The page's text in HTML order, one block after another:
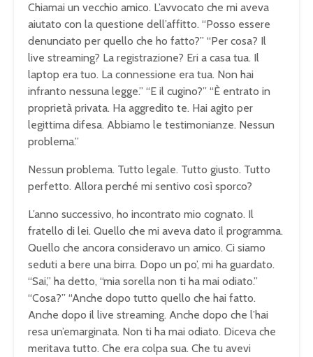
Chiamai un vecchio amico. L’avvocato che mi aveva
aiutato con la questione dell’affitto. “Posso essere
denunciato per quello che ho fatto?” “Per cosa? Il
live streaming? La registrazione? Eri a casa tua. Il
laptop era tuo. La connessione era tua. Non hai
infranto nessuna legge.” “E il cugino?” “È entrato in
proprietà privata. Ha aggredito te. Hai agito per
legittima difesa. Abbiamo le testimonianze. Nessun
problema.”
Nessun problema. Tutto legale. Tutto giusto. Tutto
perfetto. Allora perché mi sentivo così sporco?
L’anno successivo, ho incontrato mio cognato. Il
fratello di lei. Quello che mi aveva dato il programma.
Quello che ancora consideravo un amico. Ci siamo
seduti a bere una birra. Dopo un po’, mi ha guardato.
“Sai,” ha detto, “mia sorella non ti ha mai odiato.”
“Cosa?” “Anche dopo tutto quello che hai fatto.
Anche dopo il live streaming. Anche dopo che l’hai
resa un’emarginata. Non ti ha mai odiato. Diceva che
meritava tutto. Che era colpa sua. Che tu avevi